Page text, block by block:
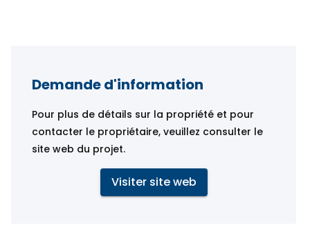
Demande d'information
Pour plus de détails sur la propriété et pour
contacter le propriétaire, veuillez consulter le
site web du projet.
Visiter site web